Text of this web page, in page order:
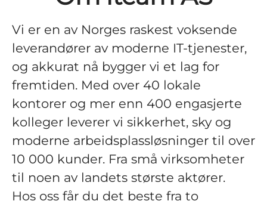
Vi er en av Norges raskest voksende
leverandører av moderne IT-tjenester,
og akkurat nå bygger vi et lag for
fremtiden. Med over 40 lokale
kontorer og mer enn 400 engasjerte
kolleger leverer vi sikkerhet, sky og
moderne arbeidsplassløsninger til over
10 000 kunder. Fra små virksomheter
til noen av landets største aktører.
Hos oss får du det beste fra to